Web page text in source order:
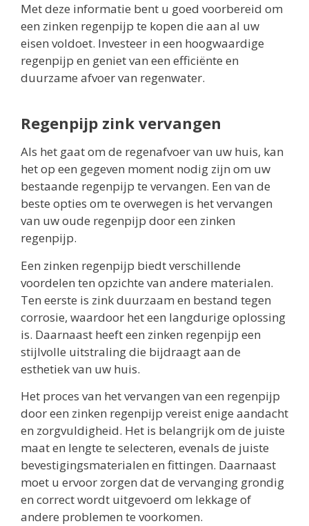
Met deze informatie bent u goed voorbereid om
een zinken regenpijp te kopen die aan al uw
eisen voldoet. Investeer in een hoogwaardige
regenpijp en geniet van een efficiënte en
duurzame afvoer van regenwater.
Regenpijp zink vervangen
Als het gaat om de regenafvoer van uw huis, kan
het op een gegeven moment nodig zijn om uw
bestaande regenpijp te vervangen. Een van de
beste opties om te overwegen is het vervangen
van uw oude regenpijp door een zinken
regenpijp.
Een zinken regenpijp biedt verschillende
voordelen ten opzichte van andere materialen.
Ten eerste is zink duurzaam en bestand tegen
corrosie, waardoor het een langdurige oplossing
is. Daarnaast heeft een zinken regenpijp een
stijlvolle uitstraling die bijdraagt aan de
esthetiek van uw huis.
Het proces van het vervangen van een regenpijp
door een zinken regenpijp vereist enige aandacht
en zorgvuldigheid. Het is belangrijk om de juiste
maat en lengte te selecteren, evenals de juiste
bevestigingsmaterialen en fittingen. Daarnaast
moet u ervoor zorgen dat de vervanging grondig
en correct wordt uitgevoerd om lekkage of
andere problemen te voorkomen.